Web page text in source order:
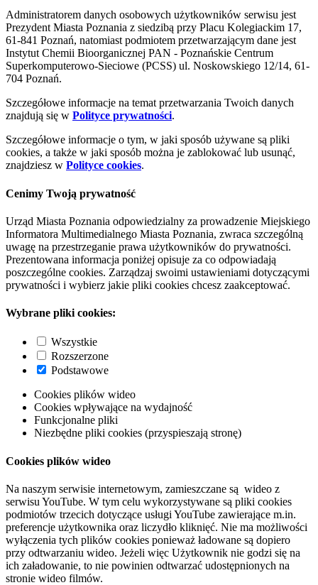
Administratorem danych osobowych użytkowników serwisu jest
Prezydent Miasta Poznania z siedzibą przy Placu Kolegiackim 17,
61-841 Poznań, natomiast podmiotem przetwarzającym dane jest
Instytut Chemii Bioorganicznej PAN - Poznańskie Centrum
Superkomputerowo-Sieciowe (PCSS) ul. Noskowskiego 12/14, 61-
704 Poznań.
Szczegółowe informacje na temat przetwarzania Twoich danych
znajdują się w Polityce prywatności.
Szczegółowe informacje o tym, w jaki sposób używane są pliki
cookies, a także w jaki sposób można je zablokować lub usunąć,
znajdziesz w Polityce cookies.
Cenimy Twoją prywatność
Urząd Miasta Poznania odpowiedzialny za prowadzenie Miejskiego
Informatora Multimedialnego Miasta Poznania, zwraca szczególną
uwagę na przestrzeganie prawa użytkowników do prywatności.
Prezentowana informacja poniżej opisuje za co odpowiadają
poszczególne cookies. Zarządzaj swoimi ustawieniami dotyczącymi
prywatności i wybierz jakie pliki cookies chcesz zaakceptować.
Wybrane pliki cookies:
Wszystkie
Rozszerzone
Podstawowe
Cookies plików wideo
Cookies wpływające na wydajność
Funkcjonalne pliki
Niezbędne pliki cookies (przyspieszają stronę)
Cookies plików wideo
Na naszym serwisie internetowym, zamieszczane są wideo z
serwisu YouTube. W tym celu wykorzystywane są pliki cookies
podmiotów trzecich dotyczące usługi YouTube zawierające m.in.
preferencje użytkownika oraz liczydło kliknięć. Nie ma możliwości
wyłączenia tych plików cookies ponieważ ładowane są dopiero
przy odtwarzaniu wideo. Jeżeli więc Użytkownik nie godzi się na
ich załadowanie, to nie powinien odtwarzać udostępnionych na
stronie wideo filmów.